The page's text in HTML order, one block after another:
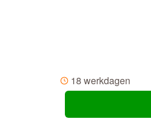
18 werkdagen